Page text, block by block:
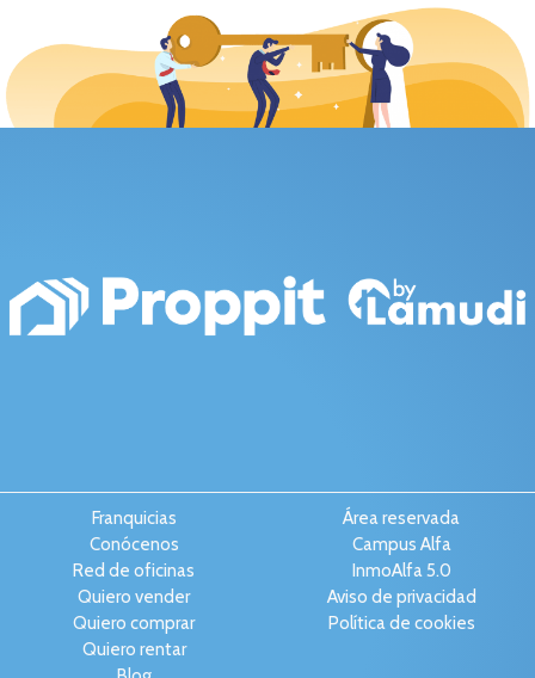
Franquicias
Conócenos
Red de oficinas
Quiero vender
Quiero comprar
Quiero rentar
Área reservada
Campus Alfa
InmoAlfa 5.0
Aviso de privacidad
Política de cookies